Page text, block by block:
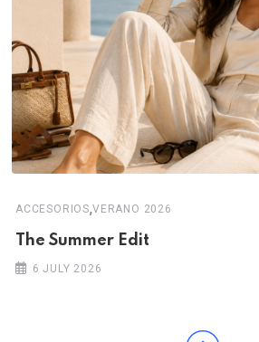
ACCESORIOS,VERANO 2026
The Summer Edit
6 JULY 2026